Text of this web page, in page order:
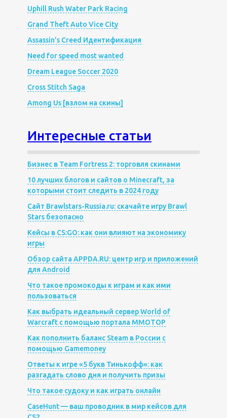
Uphill Rush Water Park Racing
Grand Theft Auto Vice City
Assassin’s Creed Идентификация
Need for speed most wanted
Dream League Soccer 2020
Cross Stitch Saga
Among Us [взлом на скины]
Интересные статьи
Бизнес в Team Fortress 2: торговля скинами
10 лучших блогов и сайтов о Minecraft, за
которыми стоит следить в 2024 году
Сайт Brawlstars-Russia.ru: скачайте игру Brawl
Stars безопасно
Кейсы в CS:GO: как они влияют на экономику
игры
Обзор сайта APPDA.RU: центр игр и приложений
для Android
Что такое промокоды к играм и как ими
пользоваться
Как выбрать идеальный сервер World of
Warcraft с помощью портала MMOTOP
Как пополнить баланс Steam в России с
помощью Gamemoney
Ответы к игре «5 букв Тинькофф»: как
разгадать слово дня и получить призы
Что такое судоку и как играть онлайн
CaseHunt — ваш проводник в мир кейсов для